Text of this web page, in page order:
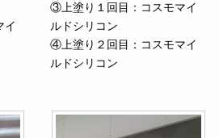
イ
③上塗り１回目：コスモマイ
ルドシリコン
④上塗り２回目：コスモマイ
ルドシリコン